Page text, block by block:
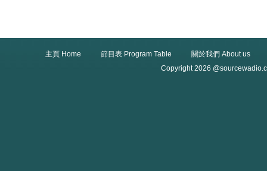
主頁 Home 節目表 Program Table
關於我們 About us
Copyright 2026